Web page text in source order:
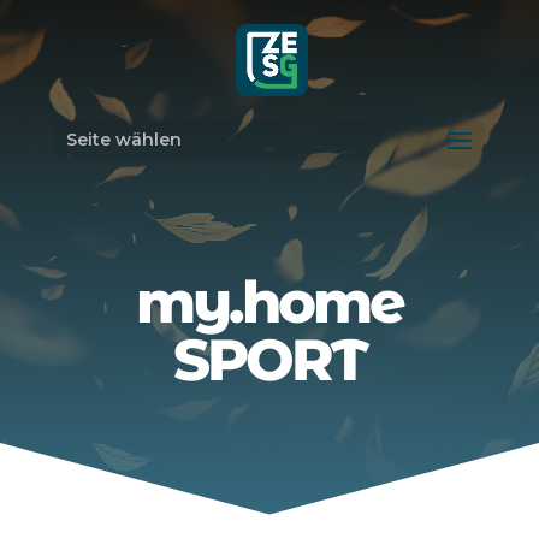
Seite wählen
my.home
SPORT